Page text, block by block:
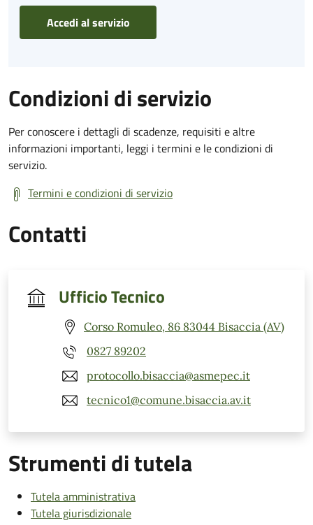
Accedi al servizio
Condizioni di servizio
Per conoscere i dettagli di scadenze, requisiti e altre
informazioni importanti, leggi i termini e le condizioni di
servizio.
Termini e condizioni di servizio
Contatti
Ufficio Tecnico
Corso Romuleo, 86 83044 Bisaccia (AV)
0827 89202
protocollo.bisaccia@asmepec.it
tecnico1@comune.bisaccia.av.it
Strumenti di tutela
Tutela amministrativa
Tutela giurisdizionale